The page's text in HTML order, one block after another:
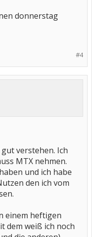
donnerstag
#4
verstehen. Ich
MTX nehmen.
und ich habe
den ich vom
einem heftigen
dem weiß ich noch